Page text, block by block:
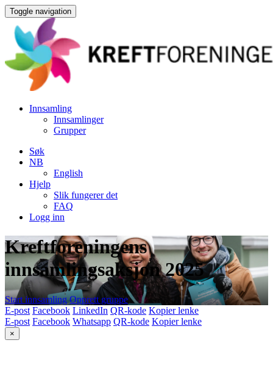
Toggle navigation
Innsamling
Innsamlinger
Grupper
Søk
NB
English
Hjelp
Slik fungerer det
FAQ
Logg inn
Kreftforeningens
innsamlingsaksjon 2025
Start innsamling Opprett gruppe
E-post Facebook LinkedIn QR-kode Kopier lenke
E-post Facebook Whatsapp QR-kode Kopier lenke
×